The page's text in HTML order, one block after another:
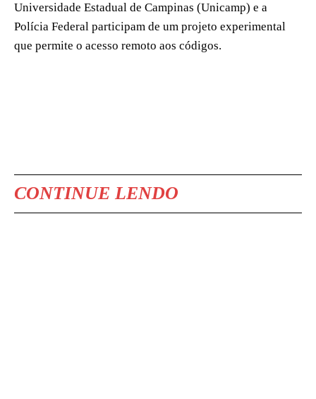
Universidade Estadual de Campinas (Unicamp) e a
Polícia Federal participam de um projeto experimental
que permite o acesso remoto aos códigos.
CONTINUE LENDO